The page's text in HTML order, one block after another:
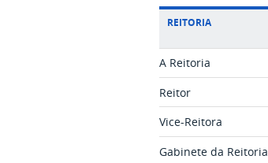
REITORIA
A Reitoria
Reitor
Vice-Reitora
Gabinete da Reitoria